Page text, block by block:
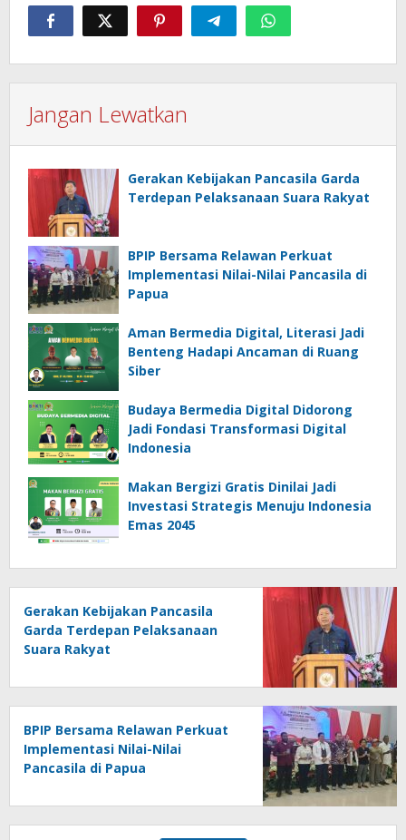
Jangan Lewatkan
Gerakan Kebijakan Pancasila Garda
Terdepan Pelaksanaan Suara Rakyat
BPIP Bersama Relawan Perkuat
Implementasi Nilai-Nilai Pancasila di
Papua
Aman Bermedia Digital, Literasi Jadi
Benteng Hadapi Ancaman di Ruang
Siber
Budaya Bermedia Digital Didorong
Jadi Fondasi Transformasi Digital
Indonesia
Makan Bergizi Gratis Dinilai Jadi
Investasi Strategis Menuju Indonesia
Emas 2045
Gerakan Kebijakan Pancasila
Garda Terdepan Pelaksanaan
Suara Rakyat
BPIP Bersama Relawan Perkuat
Implementasi Nilai-Nilai
Pancasila di Papua